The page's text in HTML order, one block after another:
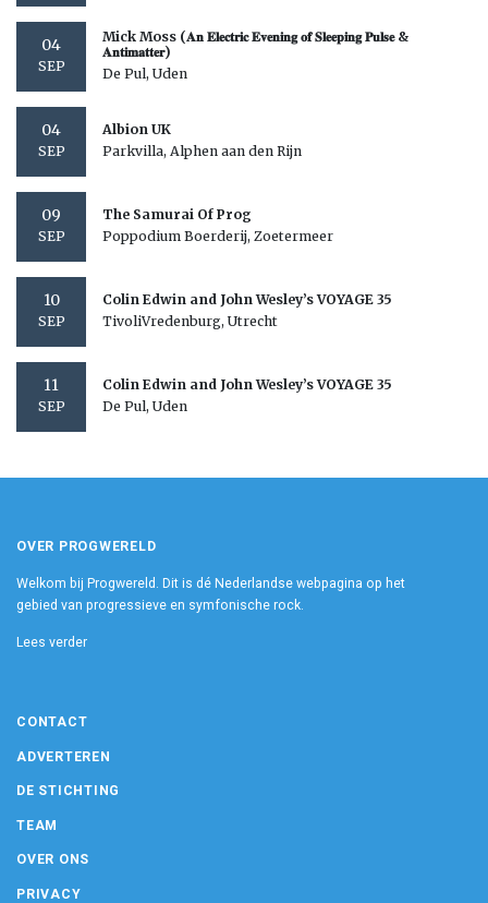
04
SEP
Mick Moss (𝐀𝐧 𝐄𝐥𝐞𝐜𝐭𝐫𝐢𝐜 𝐄𝐯𝐞𝐧𝐢𝐧𝐠 𝐨𝐟 𝐒𝐥𝐞𝐞𝐩𝐢𝐧𝐠 𝐏𝐮𝐥𝐬𝐞 &
𝐀𝐧𝐭𝐢𝐦𝐚𝐭𝐭𝐞𝐫)
De Pul, Uden
04
SEP
Albion UK
Parkvilla, Alphen aan den Rijn
09
SEP
The Samurai Of Prog
Poppodium Boerderij, Zoetermeer
10
SEP
Colin Edwin and John Wesley’s VOYAGE 35
TivoliVredenburg, Utrecht
11
SEP
Colin Edwin and John Wesley’s VOYAGE 35
De Pul, Uden
OVER PROGWERELD
Welkom bij Progwereld. Dit is dé Nederlandse webpagina op het
gebied van progressieve en symfonische rock.
Lees verder
CONTACT
ADVERTEREN
DE STICHTING
TEAM
OVER ONS
PRIVACY